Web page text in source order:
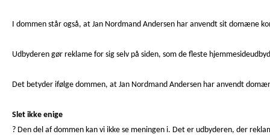
I dommen står også, at Jan Nordmand Andersen har anvendt sit domæne
Udbyderen gør reklame for sig selv på siden, som de fleste
Det betyder ifølge dommen, at Jan Nordmand Andersen har anvendt
Slet ikke enige
? Den del af dommen kan vi ikke se meningen i. Det er udbyderen, der